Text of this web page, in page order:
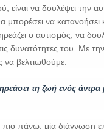
είναι να δουλέψει την
μπορέσει να κατανοήσει
ο αυτισμός, να
τις δυνατότητες του. Με
βελτιωθούμε.
τη ζωή ενός άντρα
πάνω, μία διάγνωση